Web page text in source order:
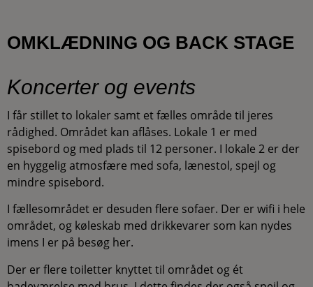
OMKLÆDNING OG BACK STAGE
Koncerter og events
I får stillet to lokaler samt et fælles område til jeres
rådighed. Området kan aflåses. Lokale 1 er med
spisebord og med plads til 12 personer. I lokale 2 er der
en hyggelig atmosfære med sofa, lænestol, spejl og
mindre spisebord.
I fællesområdet er desuden flere sofaer. Der er wifi i hele
området, og køleskab med drikkevarer som kan nydes
imens I er på besøg her.
Der er flere toiletter knyttet til området og ét